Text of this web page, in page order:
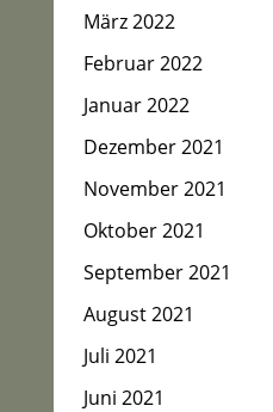
März 2022
Februar 2022
Januar 2022
Dezember 2021
November 2021
Oktober 2021
September 2021
August 2021
Juli 2021
Juni 2021